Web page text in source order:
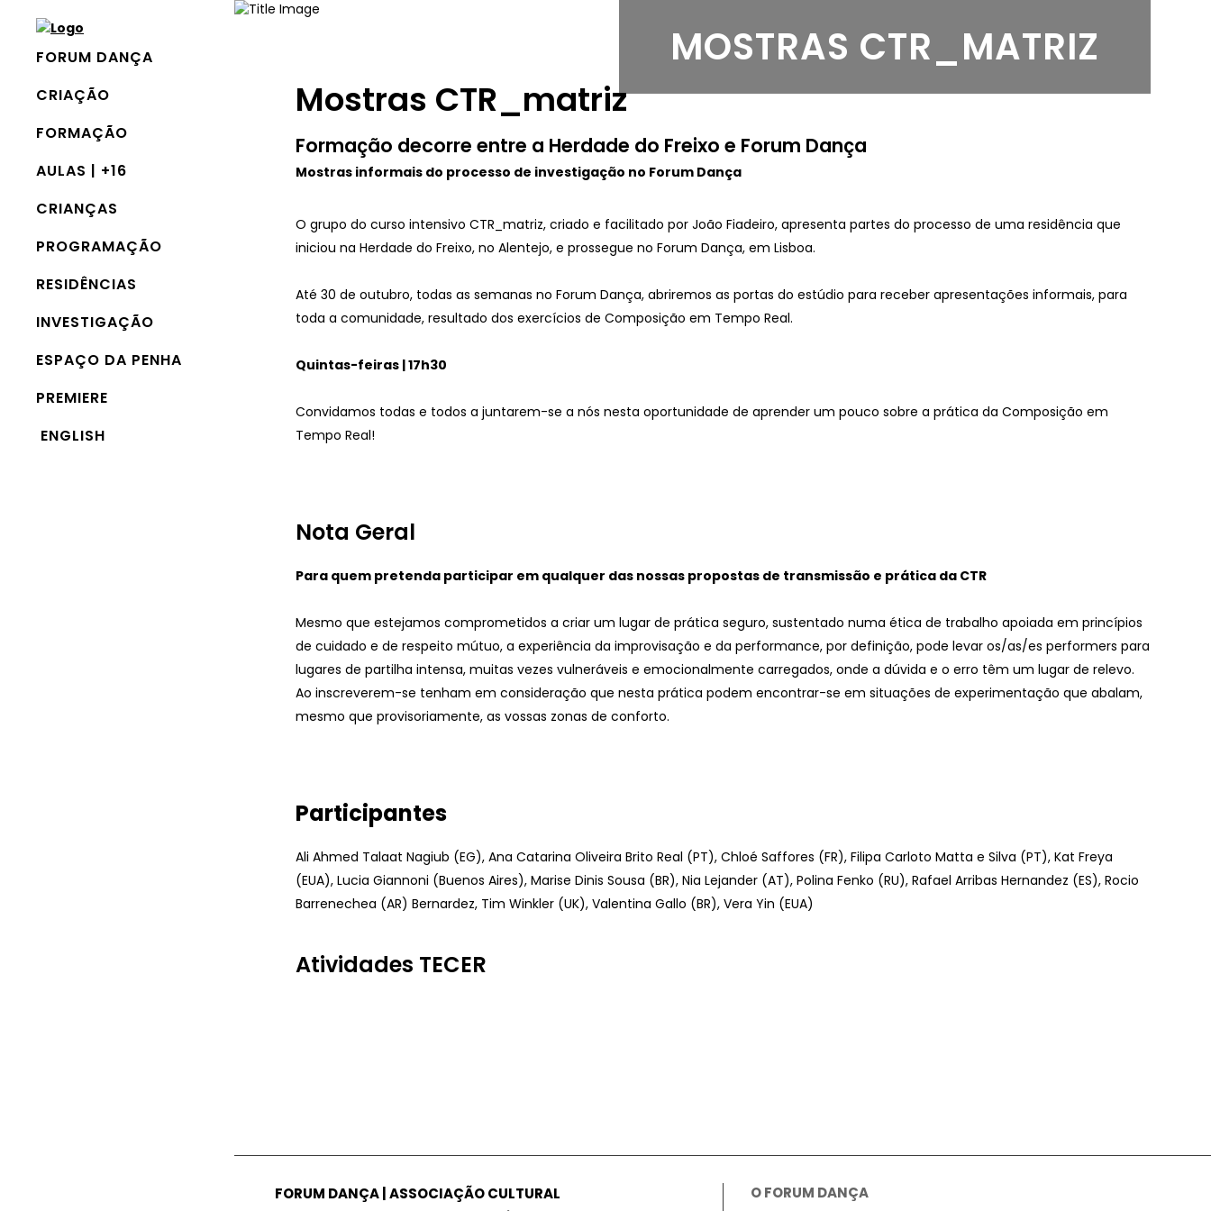
FORUM DANÇA
CRIAÇÃO
FORMAÇÃO
AULAS | +16
CRIANÇAS
PROGRAMAÇÃO
RESIDÊNCIAS
INVESTIGAÇÃO
ESPAÇO DA PENHA
PREMIERE
ENGLISH
MOSTRAS CTR_MATRIZ
Mostras CTR_matriz
Formação decorre entre a Herdade do Freixo e Forum Dança
Mostras informais do processo de investigação no Forum Dança
O grupo do curso intensivo CTR_matriz, criado e facilitado por João Fiadeiro, apresenta partes do processo de uma residência que
iniciou na Herdade do Freixo, no Alentejo, e prossegue no Forum Dança, em Lisboa.
Até 30 de outubro, todas as semanas no Forum Dança, abriremos as portas do estúdio para receber apresentações informais, para
toda a comunidade, resultado dos exercícios de Composição em Tempo Real.
Quintas-feiras | 17h30
Convidamos todas e todos a juntarem-se a nós nesta oportunidade de aprender um pouco sobre a prática da Composição em
Tempo Real!
Nota Geral
Para quem pretenda participar em qualquer das nossas propostas de transmissão e prática da CTR
Mesmo que estejamos comprometidos a criar um lugar de prática seguro, sustentado numa ética de trabalho apoiada em princípios
de cuidado e de respeito mútuo, a experiência da improvisação e da performance, por definição, pode levar os/as/es performers para
lugares de partilha intensa, muitas vezes vulneráveis e emocionalmente carregados, onde a dúvida e o erro têm um lugar de relevo.
Ao inscreverem-se tenham em consideração que nesta prática podem encontrar-se em situações de experimentação que abalam,
mesmo que provisoriamente, as vossas zonas de conforto.
Participantes
Ali Ahmed Talaat Nagiub (EG), Ana Catarina Oliveira Brito Real (PT), Chloé Saffores (FR), Filipa Carloto Matta e Silva (PT), Kat Freya
(EUA), Lucia Giannoni (Buenos Aires), Marise Dinis Sousa (BR), Nia Lejander (AT), Polina Fenko (RU), Rafael Arribas Hernandez (ES), Rocio
Barrenechea (AR) Bernardez, Tim Winkler (UK), Valentina Gallo (BR), Vera Yin (EUA)
Atividades TECER
FORUM DANÇA | ASSOCIAÇÃO CULTURAL O FORUM DANÇA